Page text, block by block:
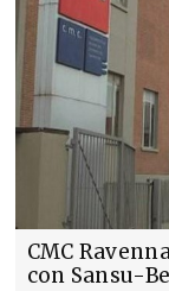
CMC
con Sansu-